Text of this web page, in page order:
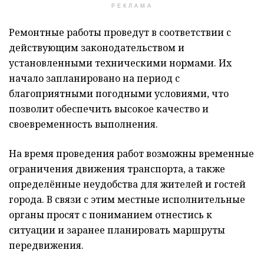
РЕКЛАМА
Ремонтные работы проведут в соответствии с
действующим законодательством и
установленными техническими нормами. Их
начало запланировано на период с
благоприятными погодными условиями, что
позволит обеспечить высокое качество и
своевременность выполнения.
На время проведения работ возможны временные
ограничения движения транспорта, а также
определённые неудобства для жителей и гостей
города. В связи с этим местные исполнительные
органы просят с пониманием отнестись к
ситуации и заранее планировать маршруты
передвижения.